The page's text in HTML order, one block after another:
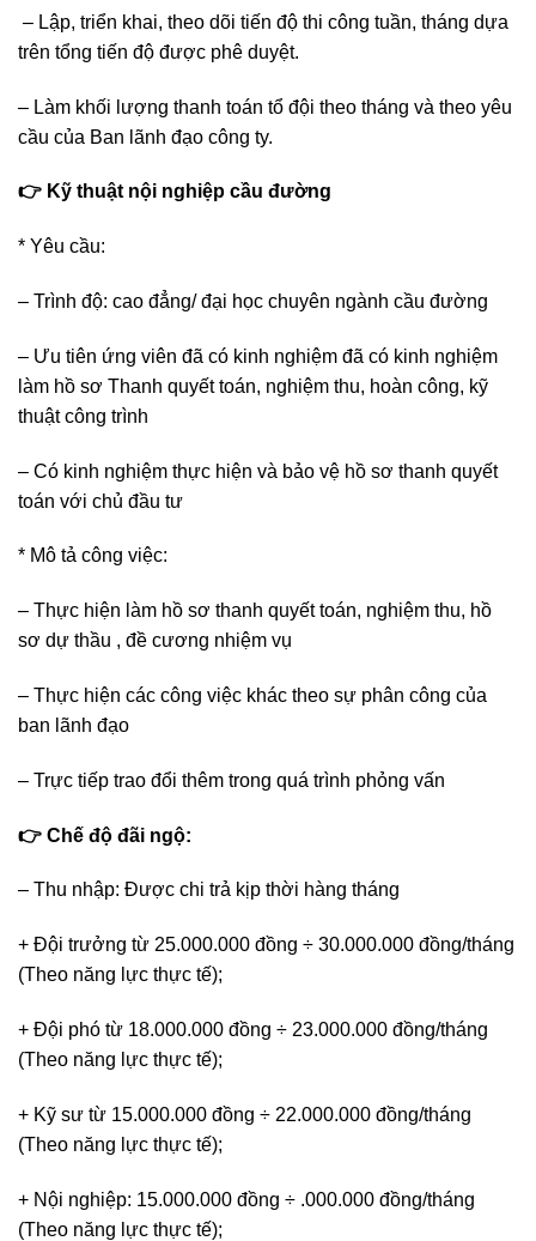
– Lập, triển khai, theo dõi tiến độ thi công tuần, tháng dựa
trên tổng tiến độ được phê duyệt.
– Làm khối lượng thanh toán tổ đội theo tháng và theo yêu
cầu của Ban lãnh đạo công ty.
👉 Kỹ thuật nội nghiệp cầu đường
* Yêu cầu:
– Trình độ: cao đẳng/ đại học chuyên ngành cầu đường
– Ưu tiên ứng viên đã có kinh nghiệm đã có kinh nghiệm
làm hồ sơ Thanh quyết toán, nghiệm thu, hoàn công, kỹ
thuật công trình
– Có kinh nghiệm thực hiện và bảo vệ hồ sơ thanh quyết
toán với chủ đầu tư
* Mô tả công việc:
– Thực hiện làm hồ sơ thanh quyết toán, nghiệm thu, hồ
sơ dự thầu , đề cương nhiệm vụ
– Thực hiện các công việc khác theo sự phân công của
ban lãnh đạo
– Trực tiếp trao đổi thêm trong quá trình phỏng vấn
👉 Chế độ đãi ngộ:
– Thu nhập: Được chi trả kịp thời hàng tháng
+ Đội trưởng từ 25.000.000 đồng ÷ 30.000.000 đồng/tháng
(Theo năng lực thực tế);
+ Đội phó từ 18.000.000 đồng ÷ 23.000.000 đồng/tháng
(Theo năng lực thực tế);
+ Kỹ sư từ 15.000.000 đồng ÷ 22.000.000 đồng/tháng
(Theo năng lực thực tế);
+ Nội nghiệp: 15.000.000 đồng ÷ .000.000 đồng/tháng
(Theo năng lực thực tế);